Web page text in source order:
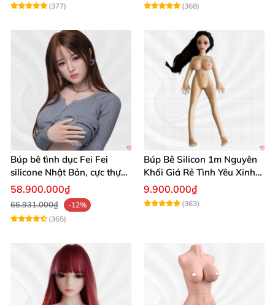
(377)
(368)
Búp bê tình dục Fei Fei
silicone Nhật Bản, cực thực,
giá tốt
58.900.000₫
66.931.000₫
-12%
(365)
Búp Bê Silicon 1m Nguyên
Khối Giá Rẻ Tình Yêu Xinh
Đẹp
9.900.000₫
(363)